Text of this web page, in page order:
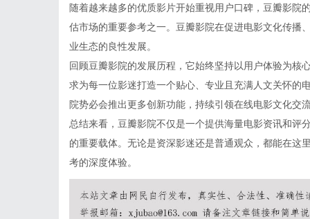
随着越来越多的优质影片开始重视用户口碑，豆瓣影院
估市场的重要参考之一。豆瓣影院在促进电影文化传播
业生态的良性发展。
回顾豆瓣影院的发展历程，它始终坚持以用户体验为核
求为每一位影迷打造一个贴心、专业且充满人文关怀的
院势必会推出更多创新功能，持续引领在线电影文化交
总结来看，豆瓣影院不仅是一个提供海量电影资讯和评
的重要载体。无论是资深影迷还是普通观众，都能在这
考的深度体验。